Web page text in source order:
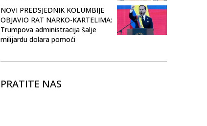
NOVI PREDSJEDNIK KOLUMBIJE
OBJAVIO RAT NARKO-KARTELIMA:
Trumpova administracija šalje
milijardu dolara pomoći
PRATITE NAS